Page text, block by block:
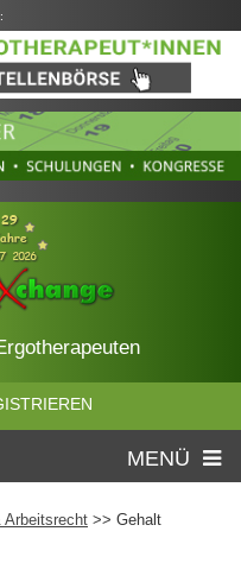
MENÜ
Arbeitsrecht >> Gehalt